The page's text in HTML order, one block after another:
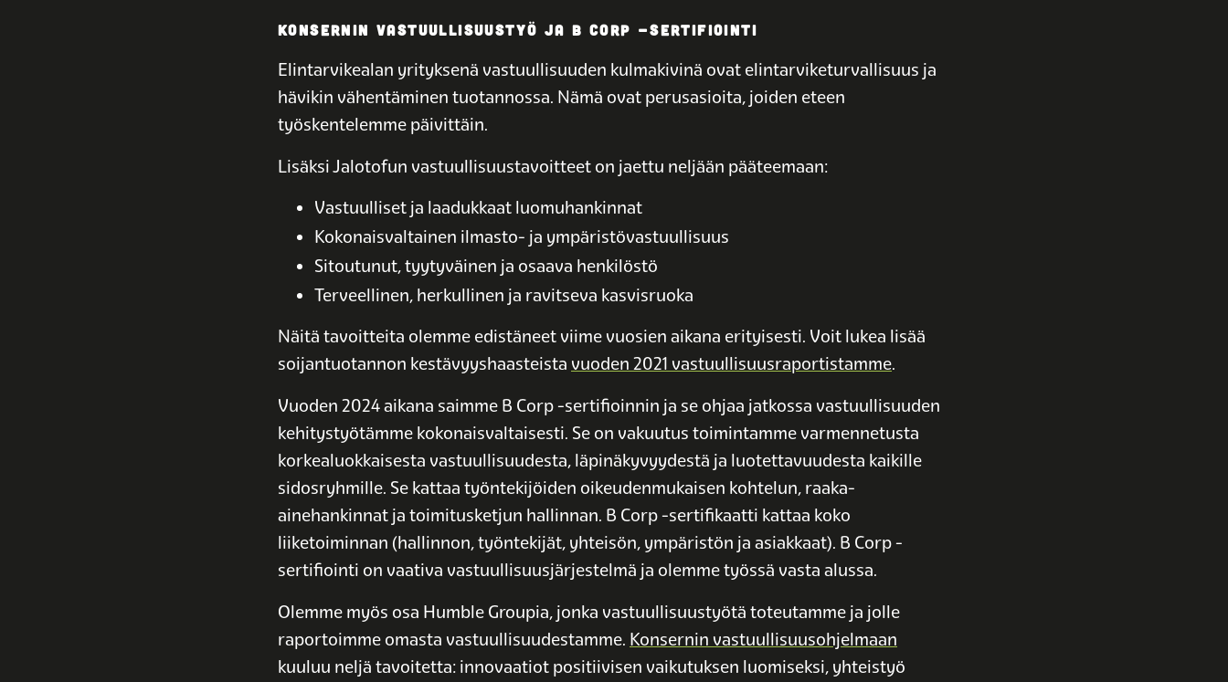
KONSERNIN VASTUULLISUUSTYÖ JA B CORP -SERTIFIOINTI
Elintarvikealan yrityksenä vastuullisuuden kulmakivinä ovat elintarviketurvallisuus ja
hävikin vähentäminen tuotannossa. Nämä ovat perusasioita, joiden eteen
työskentelemme päivittäin.
Lisäksi Jalotofun vastuullisuustavoitteet on jaettu neljään pääteemaan:
Vastuulliset ja laadukkaat luomuhankinnat
Kokonaisvaltainen ilmasto- ja ympäristövastuullisuus
Sitoutunut, tyytyväinen ja osaava henkilöstö
Terveellinen, herkullinen ja ravitseva kasvisruoka
Näitä tavoitteita olemme edistäneet viime vuosien aikana erityisesti. Voit lukea lisää
soijantuotannon kestävyyshaasteista vuoden 2021 vastuullisuusraportistamme.
Vuoden 2024 aikana saimme B Corp -sertifioinnin ja se ohjaa jatkossa vastuullisuuden
kehitystyötämme kokonaisvaltaisesti. Se on vakuutus toimintamme varmennetusta
korkealuokkaisesta vastuullisuudesta, läpinäkyvyydestä ja luotettavuudesta kaikille
sidosryhmille. Se kattaa työntekijöiden oikeudenmukaisen kohtelun, raaka-
ainehankinnat ja toimitusketjun hallinnan. B Corp -sertifikaatti kattaa koko
liiketoiminnan (hallinnon, työntekijät, yhteisön, ympäristön ja asiakkaat). B Corp -
sertifiointi on vaativa vastuullisuusjärjestelmä ja olemme työssä vasta alussa.
Olemme myös osa Humble Groupia, jonka vastuullisuustyötä toteutamme ja jolle
raportoimme omasta vastuullisuudestamme. Konsernin vastuullisuusohjelmaan
kuuluu neljä tavoitetta: innovaatiot positiivisen vaikutuksen luomiseksi, yhteistyö